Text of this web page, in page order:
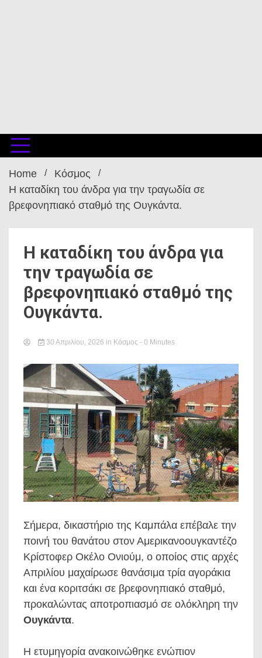
Home
Κόσμος
Η καταδίκη του άνδρα για την τραγωδία σε
βρεφονηπιακό σταθμό της Ουγκάντα.
Η καταδίκη του άνδρα για
την τραγωδία σε
βρεφονηπιακό σταθμό της
Ουγκάντα.
30 Απριλίου, 2026 in Κόσμος - 0 Minutes
Σήμερα, δικαστήριο της Καμπάλα επέβαλε την
ποινή του θανάτου στον Αμερικανοουγκαντέζο
Κρίστοφερ Οκέλο Ονιούμ, ο οποίος στις αρχές
Απριλίου μαχαίρωσε θανάσιμα τρία αγοράκια
και ένα κοριτσάκι σε βρεφονηπιακό σταθμό,
προκαλώντας αποτροπιασμό σε ολόκληρη την
Ουγκάντα.
Η ετυμηγορία ανακοινώθηκε ενώπιον